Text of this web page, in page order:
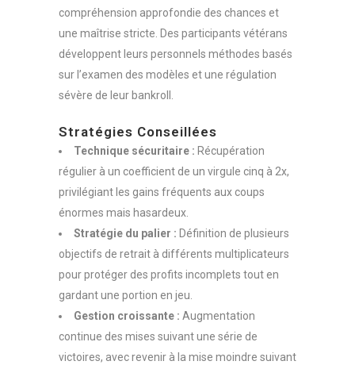
compréhension approfondie des chances et
une maîtrise stricte. Des participants vétérans
développent leurs personnels méthodes basés
sur l’examen des modèles et une régulation
sévère de leur bankroll.
Stratégies Conseillées
Technique sécuritaire : Récupération
régulier à un coefficient de un virgule cinq à 2x,
privilégiant les gains fréquents aux coups
énormes mais hasardeux.
Stratégie du palier : Définition de plusieurs
objectifs de retrait à différents multiplicateurs
pour protéger des profits incomplets tout en
gardant une portion en jeu.
Gestion croissante : Augmentation
continue des mises suivant une série de
victoires, avec revenir à la mise moindre suivant